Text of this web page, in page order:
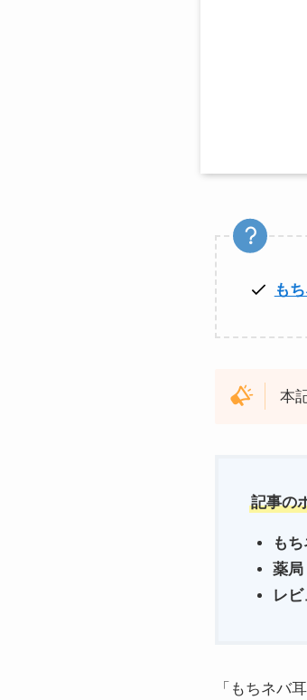
も
本
記事の
も
薬局
レ
「もちネバ